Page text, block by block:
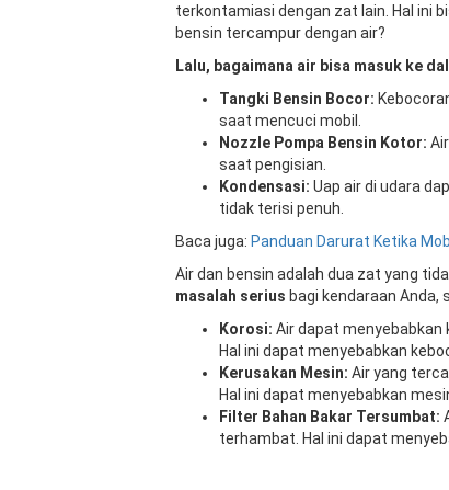
terkontamiasi dengan zat lain. Hal ini
bensin tercampur dengan air?
Lalu, bagaimana air bisa masuk ke
Tangki Bensin Bocor:
saat mencuci mobil.
Nozzle Pompa Bensin Kotor:
saat pengisian.
Kondensasi: Uap air di udara
tidak terisi penuh.
Baca juga: Panduan Darurat Ketika
Air dan bensin adalah dua zat yang
masalah serius bagi kendaraan Anda,
Korosi: Air dapat menyebabkan
Hal ini dapat menyebabkan
Kerusakan Mesin: Air yang
Hal ini dapat menyebabkan
Filter Bahan Bakar Tersumbat:
terhambat. Hal ini dapat